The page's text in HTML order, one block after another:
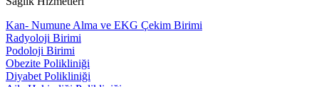
Kan- Numune Alma ve EKG Çekim Birimi
Radyoloji Birimi
Podoloji Birimi
Obezite Polikliniği
Diyabet Polikliniği